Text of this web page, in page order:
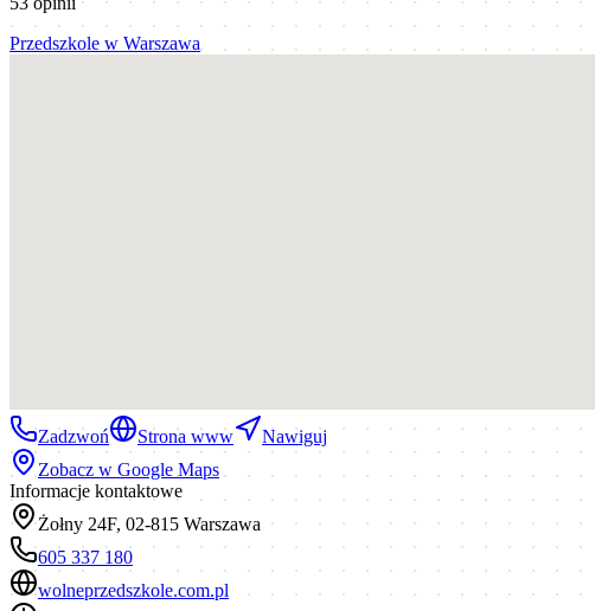
Przedszkole w Warszawa
Zadzwoń Strona www
Nawiguj
Zobacz w Google Maps
Informacje kontaktowe
Żołny 24F, 02-815 Warszawa
605 337 180
wolneprzedszkole.com.pl